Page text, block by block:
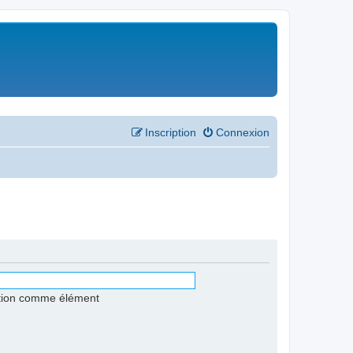
Connexion
Inscription
comme élément